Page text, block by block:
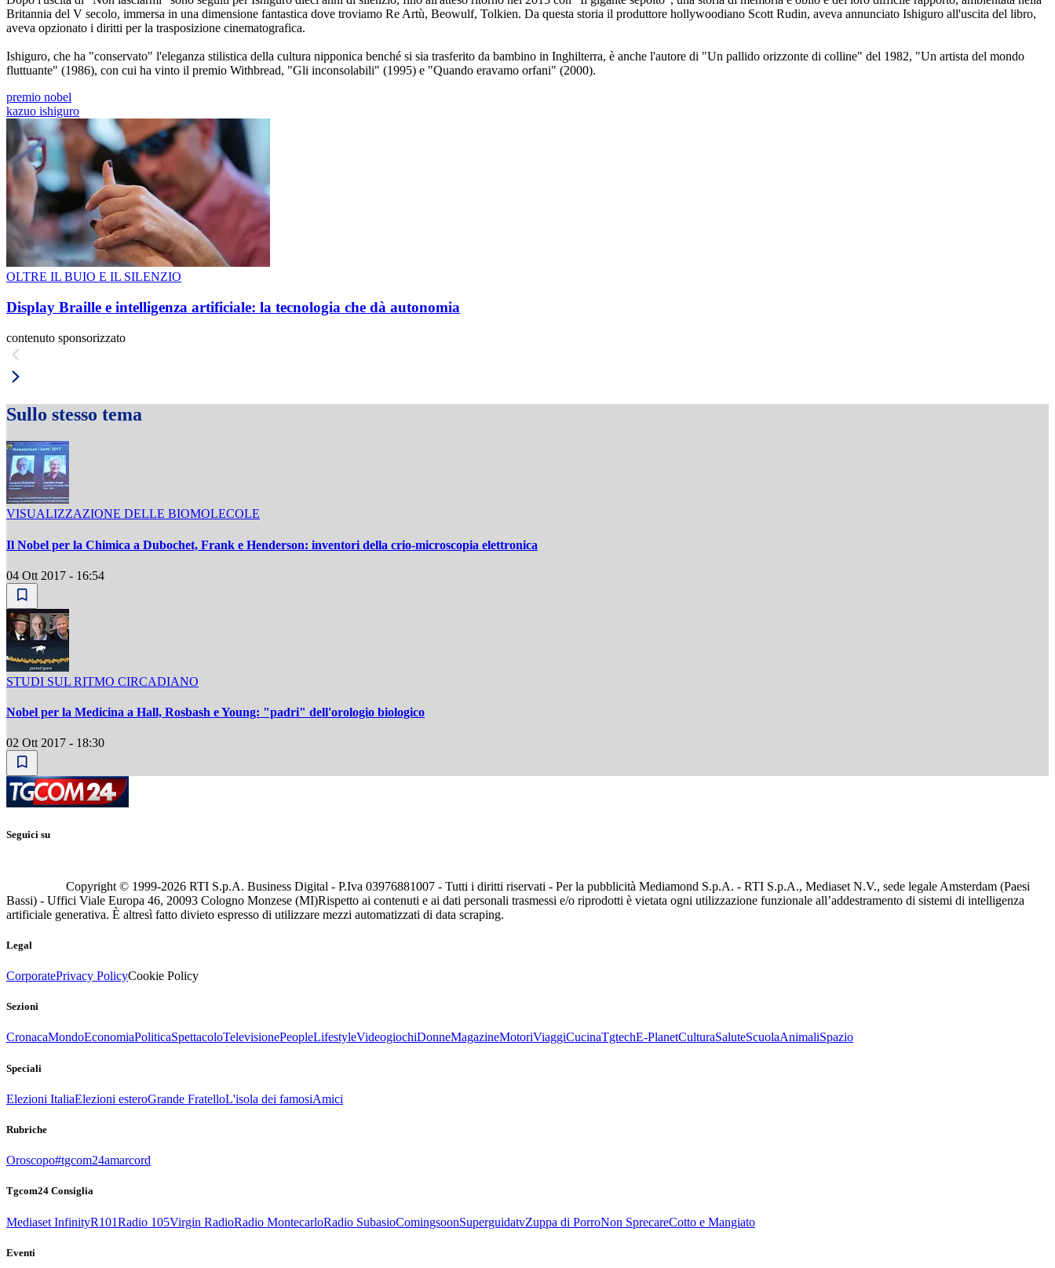
Britannia del V secolo, immersa in una dimensione fantastica dove troviamo Re Artù, Beowulf, Tolkien. Da questa storia il produttore hollywoodiano Scott Rudin, aveva annunciato Ishiguro all'uscita del libro,
aveva opzionato i diritti per la trasposizione cinematografica.
Ishiguro, che ha "conservato" l'eleganza stilistica della cultura nipponica benché si sia trasferito da bambino in Inghilterra, è anche l'autore di "Un pallido orizzonte di colline" del 1982, "Un artista del mondo
fluttuante" (1986), con cui ha vinto il premio Withbread, "Gli inconsolabili" (1995) e "Quando eravamo orfani" (2000).
premio nobel
kazuo ishiguro
OLTRE IL BUIO E IL SILENZIO
Display Braille e intelligenza artificiale: la tecnologia che dà autonomia
contenuto sponsorizzato
Sullo stesso tema
VISUALIZZAZIONE DELLE BIOMOLECOLE
Il Nobel per la Chimica a Dubochet, Frank e Henderson: inventori della crio-microscopia elettronica
04 Ott 2017 - 16:54
STUDI SUL RITMO CIRCADIANO
Nobel per la Medicina a Hall, Rosbash e Young: "padri" dell'orologio biologico
02 Ott 2017 - 18:30
Seguici su
Copyright © 1999-2026 RTI S.p.A. Business Digital - P.Iva 03976881007 - Tutti i diritti riservati - Per la pubblicità Mediamond S.p.A. - RTI S.p.A., Mediaset N.V., sede legale Amsterdam (Paesi
Bassi) - Uffici Viale Europa 46, 20093 Cologno Monzese (MI)Rispetto ai contenuti e ai dati personali trasmessi e/o riprodotti è vietata ogni utilizzazione funzionale all’addestramento di sistemi di intelligenza
artificiale generativa. È altresì fatto divieto espresso di utilizzare mezzi automatizzati di data scraping.
Legal
CorporatePrivacy PolicyCookie Policy
Sezioni
CronacaMondoEconomiaPoliticaSpettacoloTelevisionePeopleLifestyleVideogiochiDonneMagazineMotoriViaggiCucinaTgtechE-PlanetCulturaSaluteScuolaAnimaliSpazio
Speciali
Elezioni ItaliaElezioni esteroGrande FratelloL'isola dei famosiAmici
Rubriche
Oroscopo#tgcom24amarcord
Tgcom24 Consiglia
Mediaset InfinityR101Radio 105Virgin RadioRadio MontecarloRadio SubasioComingsoonSuperguidatvZuppa di PorroNon SprecareCotto e Mangiato
Eventi